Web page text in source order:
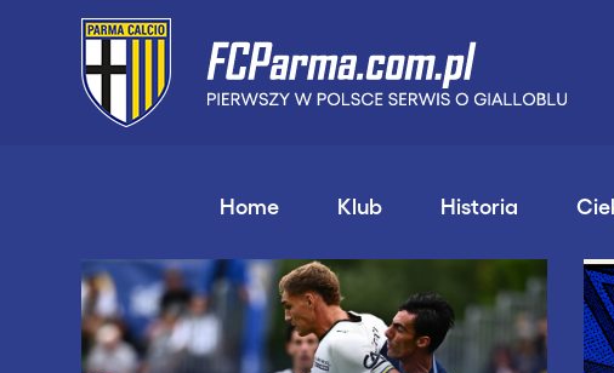
Home Klub Historia